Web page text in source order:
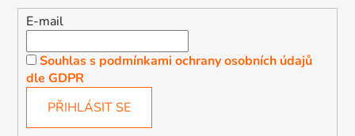
E-mail
Souhlas s podmínkami ochrany osobních údajů
dle GDPR
PŘIHLÁSIT SE